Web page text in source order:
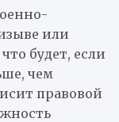
или
будет, если
чем
правовой